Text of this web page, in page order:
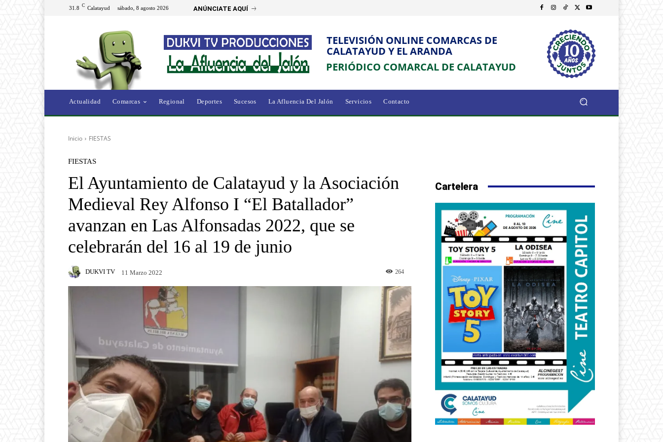
31.8 C Calatayud sábado, 8 agosto 2026 ANÚNCIATE AQUÍ
TELEVISIÓN ONLINE COMARCAS DE
CALATAYUD Y EL ARANDA
PERIÓDICO COMARCAL DE CALATAYUD
Actualidad Comarcas Regional Deportes Sucesos La Afluencia Del Jalón Servicios Contacto
Inicio FIESTAS
FIESTAS
El Ayuntamiento de Calatayud y la Asociación
Medieval Rey Alfonso I “El Batallador”
avanzan en Las Alfonsadas 2022, que se
celebrarán del 16 al 19 de junio
DUKVI TV 11 Marzo 2022 264
Cartelera